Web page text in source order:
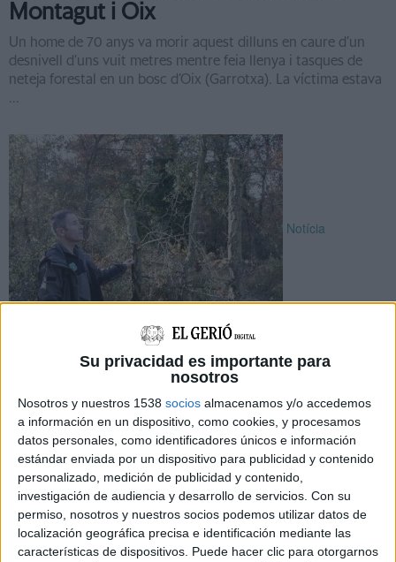
Su privacidad es importante para
nosotros
Nosotros y nuestros 1538 socios almacenamos y/o accedemos
a información en un dispositivo, como cookies, y procesamos
datos personales, como identificadores únicos e información
estándar enviada por un dispositivo para publicidad y contenido
personalizado, medición de publicidad y contenido,
investigación de audiencia y desarrollo de servicios. Con su
permiso, nosotros y nuestros socios podemos utilizar datos de
localización geográfica precisa e identificación mediante las
características de dispositivos. Puede hacer clic para otorgarnos
Montagut i Oix
Un home de 70 anys va morir aquest dilluns en caure d’un
desnivell d’uns vuit metres mentre feia llenya i tasques de
neteja forestal en un bosc d’Oix (Garrotxa). La víctima estava
Notícia
Detecten per primer cop tales
d'arbres il·legals a finques privades de
la Selva per a fer tions
Els Agents Rurals han detectat per primera vegada tales
d’arbres en finques privades de la Selva interior sense
autorització. Segons el cap de l’Àrea Bàsica, Jordi Tornés, ...